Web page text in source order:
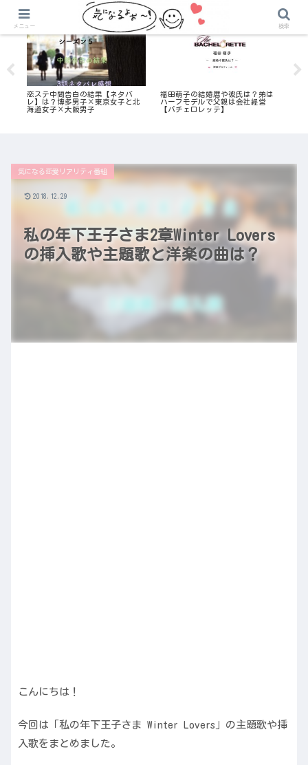
恋ステ中間告白の結果【ネタバ
レ】は？博多男子×東京女子と北
海道女子×大阪男子
バチェラー・ジャパン
福田萌子の結婚暦や彼氏は？弟は
ハーフモデルで父親は会社経営
【バチェロレッテ】
私の年下王子さま2章Winter Lovers
の挿入歌や主題歌と洋楽の曲は？
気になる恋愛リアリティ番組
2018.12.29
こんにちは！
今回は「私の年下王子さま Winter Lovers」の主題歌や挿
入歌をまとめました。
メニュー 検索